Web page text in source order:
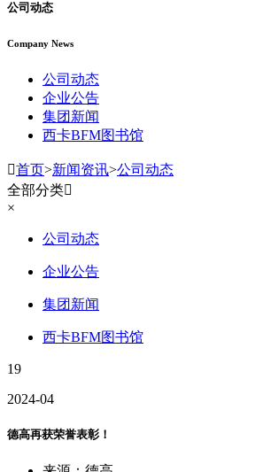
公司动态
Company News
公司动态
企业公告
集团新闻
西卡BFM图书馆
首页>新闻资讯>公司动态
全部分类
×
公司动态
企业公告
集团新闻
西卡BFM图书馆
19
2024-04
德高再获荣誉表彰！